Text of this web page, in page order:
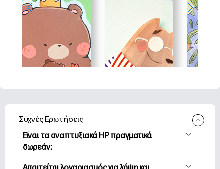
Συχνές Ερωτήσεις
Είναι τα αναπτυξιακά HP πραγματικά
δωρεάν;
Η HP Printables προσφέρει 2,500+